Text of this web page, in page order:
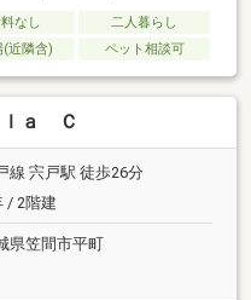
なし
二人暮らし
(近隣含) ペット相談可
ｌａ Ｃ
線 宍戸駅 徒歩26分
/ 2階建
県笠間市平町